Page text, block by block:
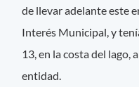
de llevar adelante este
Interés Municipal, y
13, en la costa del lago,
entidad.